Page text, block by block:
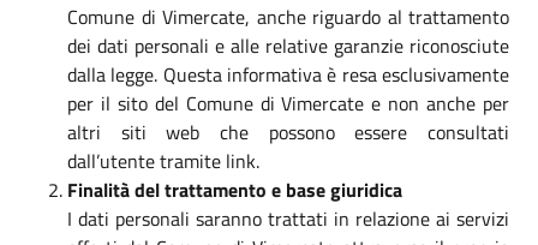
Comune di Vimercate, anche riguardo al trattamento
dei dati personali e alle relative garanzie riconosciute
dalla legge. Questa informativa è resa esclusivamente
per il sito del Comune di Vimercate e non anche per
altri siti web che possono essere consultati
dall’utente tramite link.
Finalità del trattamento e base giuridica
I dati personali saranno trattati in relazione ai servizi